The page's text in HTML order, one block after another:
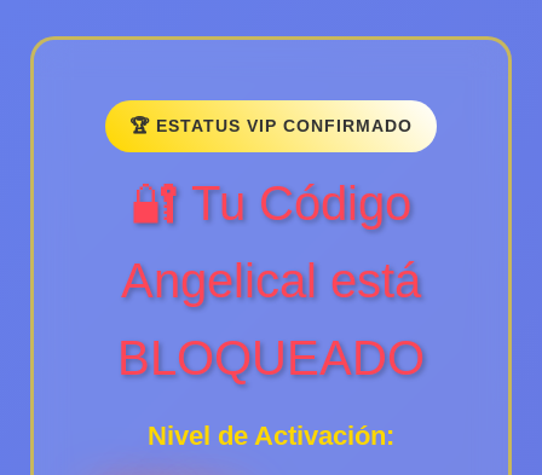
🏆 ESTATUS VIP CONFIRMADO
🔐 Tu Código
Angelical está
BLOQUEADO
Nivel de Activación: